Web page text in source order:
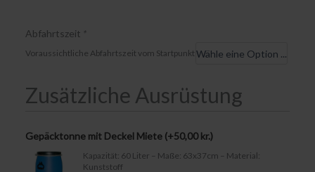
Abfahrtszeit *
Voraussichtliche Abfahrtszeit vom Startpunkt
Zusätzliche Ausrüstung
Gepäcktonne mit Deckel Miete (+50,00 kr.)
Kapazität: 60 Liter – Maße: 63x37cm – Material:
Kunststoff